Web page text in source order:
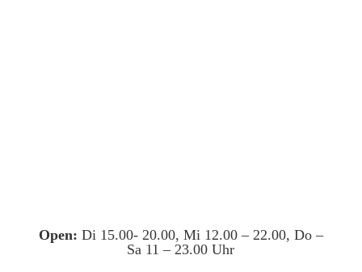
Open: Di 15.00- 20.00, Mi 12.00 – 22.00, Do –
Sa 11 – 23.00 Uhr